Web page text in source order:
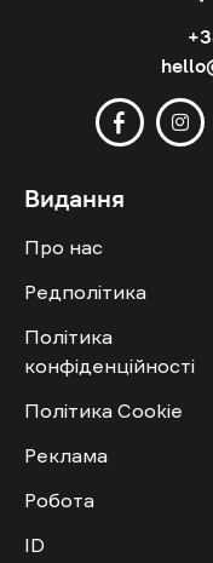
Видання
Про нас
Редполітика
Політика
конфіденційності
Політика Cookie
Реклама
Робота
ID